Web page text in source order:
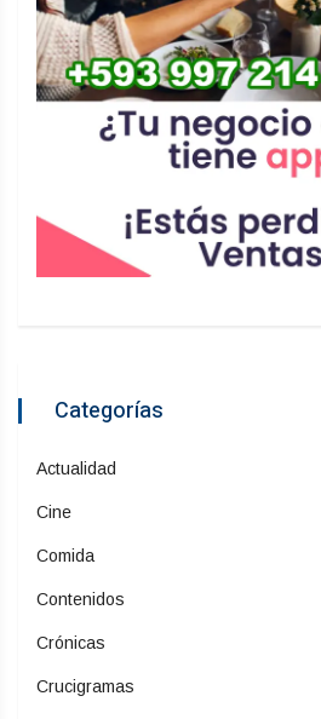
Categorías
Actualidad
Cine
Comida
Contenidos
Crónicas
Crucigramas